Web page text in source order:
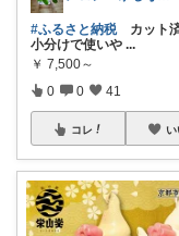
#ふるさと納税カット
小分けで使いや ...
￥ 7,500～
0 0 41
コレ い